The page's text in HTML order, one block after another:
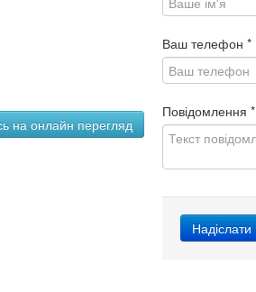
Ваш телефон *
Повідомлення *